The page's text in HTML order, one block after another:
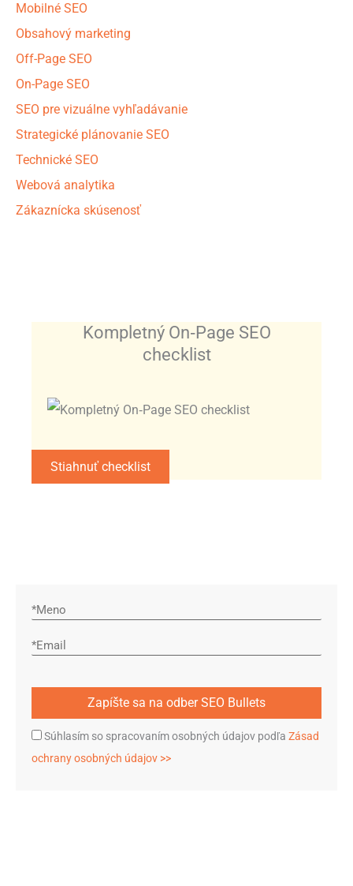
Mobilné SEO
Obsahový marketing
Off-Page SEO
On-Page SEO
SEO pre vizuálne vyhľadávanie
Strategické plánovanie SEO
Technické SEO
Webová analytika
Zákaznícka skúsenosť
Kompletný On‑Page SEO
checklist
Stiahnuť checklist
Súhlasím so spracovaním osobných údajov podľa Zásad
ochrany osobných údajov >>